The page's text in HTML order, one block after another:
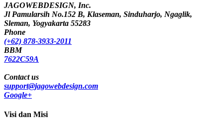
JAGOWEBDESIGN, Inc.
Jl Pamularsih No.152 B, Klaseman, Sinduharjo, Ngaglik,
Sleman, Yogyakarta 55283
Phone
(+62) 878-3933-2011
BBM
7622C59A
Contact us
support@jagowebdesign.com
Google+
Visi dan Misi